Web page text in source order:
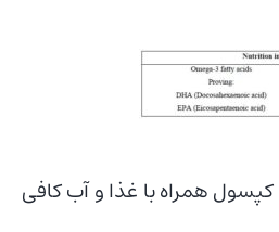
روزانه 2 عدد کپسول همراه با غذا و آب کافی